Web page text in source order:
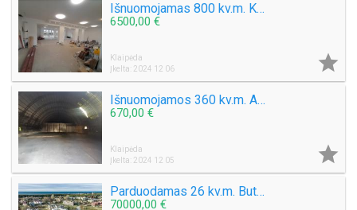
Išnuomojamas 800 kv.m. Komercinis pastatas Klaipėdos centre Priestočio g.
6500,00 €
Klaipėda
Įkelta: 2024 12 06

Išnuomojamos 360 kv.m. Angaras. Šilutės pl. Tinka įvairaus tipo gamybai, sandėliavimui
670,00 €
Klaipėda
Įkelta: 2024 12 05

Parduodamas 26 kv.m. Butas Šventojoje Mokyklos g. Kaina 70 000 Eu.
70000,00 €